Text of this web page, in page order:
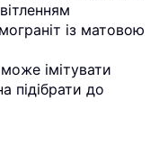
із матовою
імітувати
підібрати до